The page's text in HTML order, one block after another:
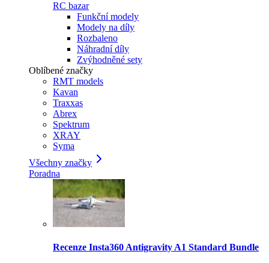
RC bazar
Funkční modely
Modely na díly
Rozbaleno
Náhradní díly
Zvýhodněné sety
Oblíbené značky
RMT models
Kavan
Traxxas
Abrex
Spektrum
XRAY
Syma
Všechny značky
Poradna
Recenze Insta360 Antigravity A1 Standard Bundle